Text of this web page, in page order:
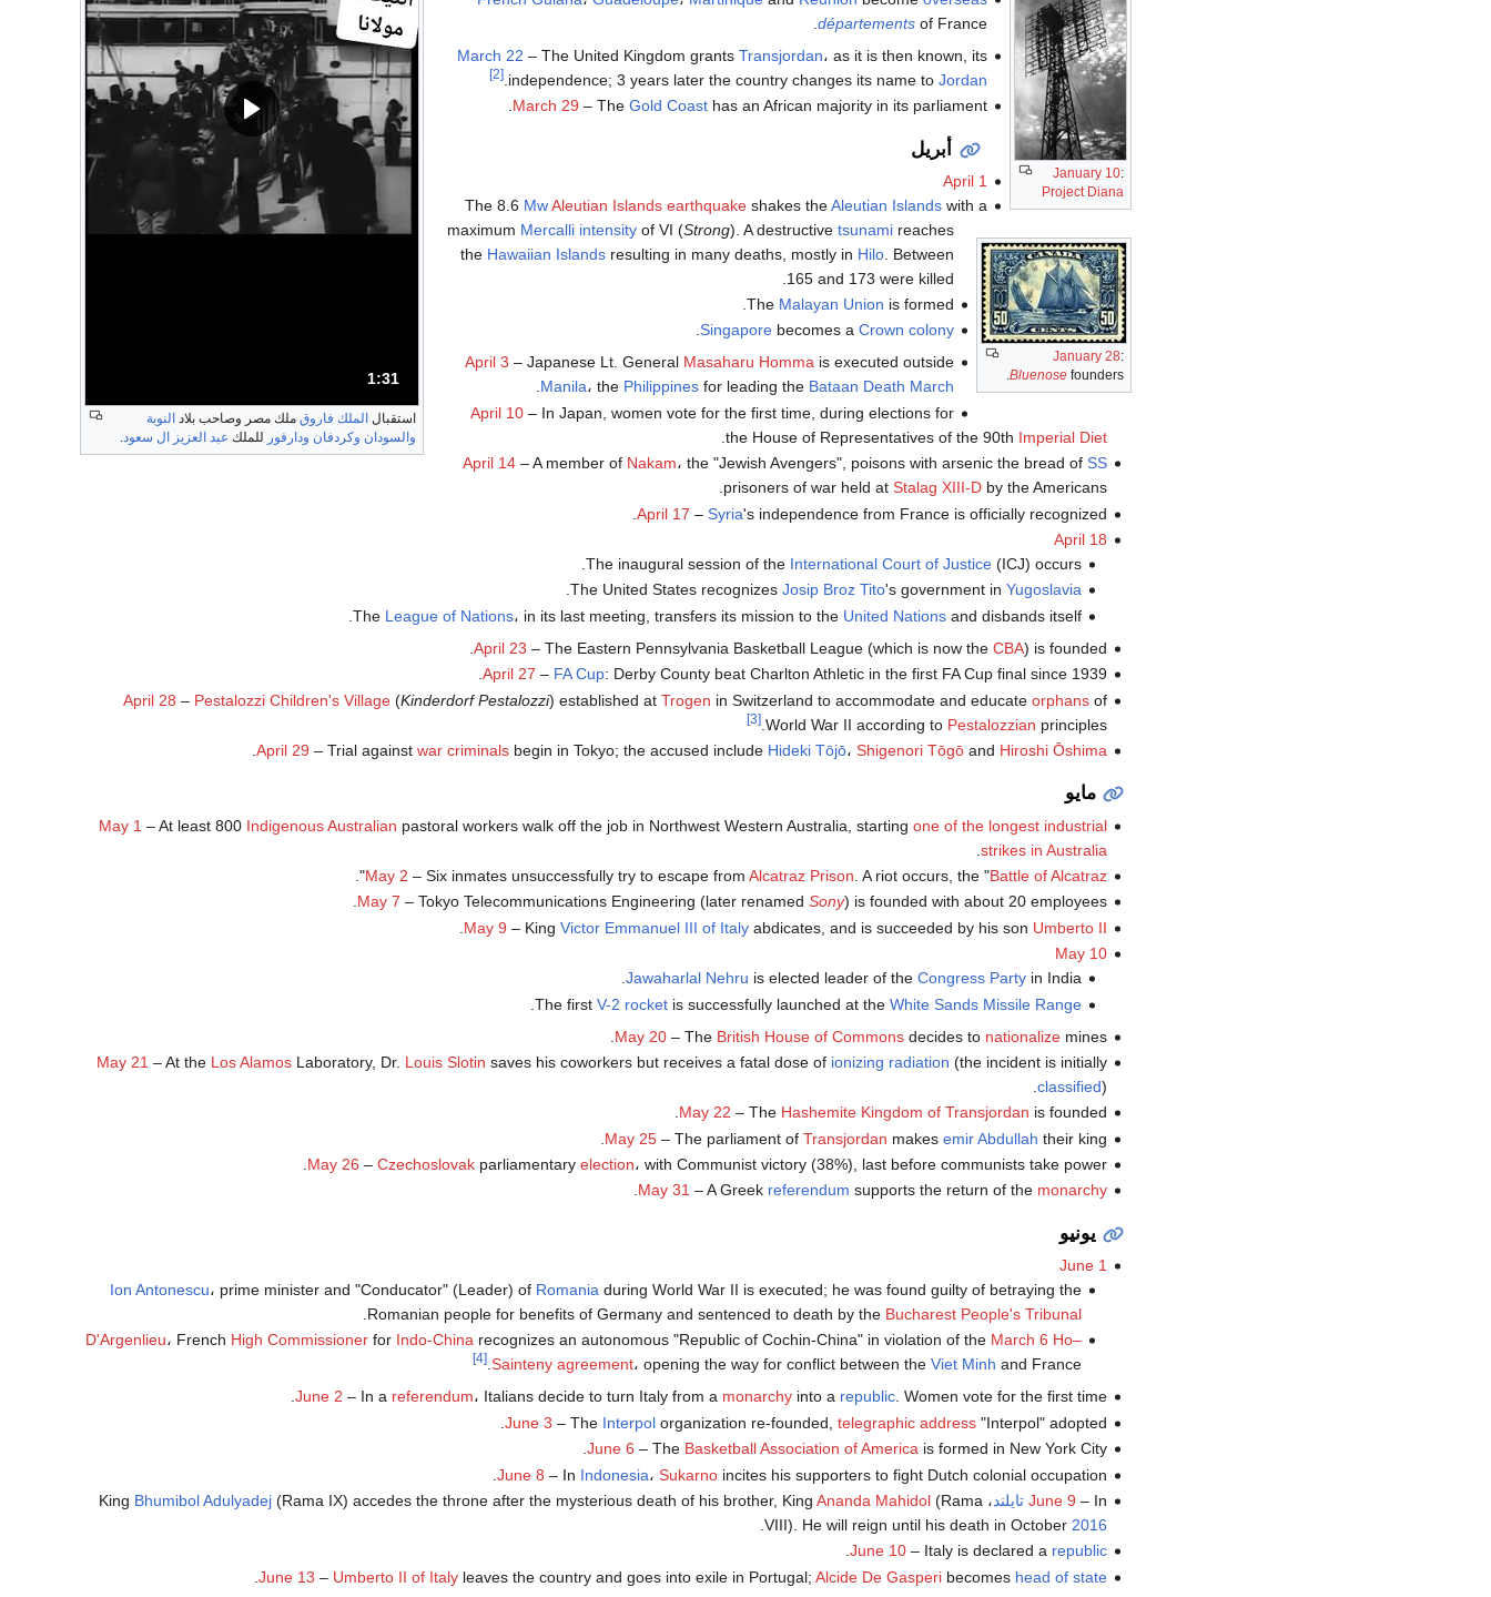
المدة: دقائق و 31 ثواني.
1:31
استقبال الملك فاروق ملك مصر وصاحب بلاد النوبة
والسودان وكردفان ودارفور للملك عبد العزيز ال سعود
January 10:
Project Diana
January 28:
Bluenose founders.
départements of France.
March 22 – The United Kingdom grantsTransjordan، as it is then known, its
independence; 3 years later the country changes its name toJordan
[2]
March 29 – TheGold Coast has an African majority in its parliament.
أبريل
April 1
The 8.6 Mw Aleutian Islands earthquake shakes theAleutian Islands with a
maximum Mercalli intensity of VI (Strong). A destructivetsunami reaches
the Hawaiian Islands resulting in many deaths, mostly in Hilo . Between
165 and 173 were killed.
The Malayan Union is formed.
Singapore becomes aCrown colony
.
April 3 – Japanese Lt. General Masaharu Homma is executed outside
Manila، the Philippines for leading the Bataan Death March
.
April 10 – In Japan, women vote for the first time, during elections for
the House of Representatives of the 90th Imperial Diet
April 14– A member of Nakam، the "Jewish Avengers", poisons with arsenic the bread of SS
prisoners of war held at Stalag XIII-Dby the Americans.
April 17 – Syria's independence from France is officially recognized.
April 18
The inaugural session of the International Court of Justice (ICJ) occurs.
The United States recognizesJosip Broz Tito's government inYugoslavia
.
The League of Nations، in its last meeting, transfers its mission to the United Nations and disbands itself.
April 23 – The Eastern Pennsylvania Basketball League (which is now the CBA) is founded.
April 27 – FA Cup: Derby County beat Charlton Athletic in the first FA Cup final since 1939.
April 28 – Pestalozzi Children's Village(Kinderdorf Pestalozzi) established at Trogen in Switzerland to accommodate and educate orphansof
World War II according to Pestalozzian principles.
[3]
April 29 – Trial against war criminalsbegin in Tokyo; the accused include Hideki Tōjō، Shigenori Tōgōand Hiroshi Ōshima
مايو
May 1 – At least 800 Indigenous Australian pastoral workers walk off the job in Northwest Western Australia, starting one of the longest industrial
strikes in Australia
May 2 – Six inmates unsuccessfully try to escape from Alcatraz Prison . A riot occurs, the "Battle of Alcatraz
".
May 7 – Tokyo Telecommunications Engineering (later renamed Sony) is founded with about 20 employees.
May 9 – King Victor Emmanuel III of Italyabdicates, and is succeeded by his son Umberto II
May 10
Jawaharlal Nehru is elected leader of theCongress Party in India.
The firstV-2 rocket is successfully launched at theWhite Sands Missile Range
.
May 20– The British House of Commonsdecides to nationalizemines.
May 21 – At the Los AlamosLaboratory, Dr. Louis Slotin saves his coworkers but receives a fatal dose of ionizing radiation (the incident is initially
classified).
May 22 – The Hashemite Kingdom of Transjordan is founded.
May 25– The parliament of Transjordan makes emir Abdullah their king.
May 26 – Czechoslovakparliamentary election، with Communist victory (38%), last before communists take power.
May 31 – A Greek referendum supports the return of the monarchy
.
يونيو
June 1
Ion Antonescu، prime minister and "Conducator" (Leader) of Romania during World War II is executed; he was found guilty of betraying the
Romanian people for benefits of Germany and sentenced to death by the Bucharest People's Tribunal
D'Argenlieu، French High Commissioner for Indo-China recognizes an autonomous "Republic of Cochin-China" in violation of the March 6 Ho–
Sainteny agreement، opening the way for conflict between theViet Minh and France.
[4]
June 2 – In a referendum، Italians decide to turn Italy from a monarchyinto a republic. Women vote for the first time.
June 3 – The Interpolorganization re-founded, telegraphic address"Interpol" adopted.
June 6 – The Basketball Association of Americais formed in New York City.
June 8 – In Indonesia، Sukarnoincites his supporters to fight Dutch colonial occupation.
June 9 – In تايلند، King Bhumibol Adulyadej(Rama IX) accedes the throne after the mysterious death of his brother, King Ananda Mahidol(Rama
VIII). He will reign until his death in October 2016
June 10– Italy is declared a republic
.
June 13 – Umberto II of Italyleaves the country and goes into exile in Portugal; Alcide De Gasperibecomes head of state